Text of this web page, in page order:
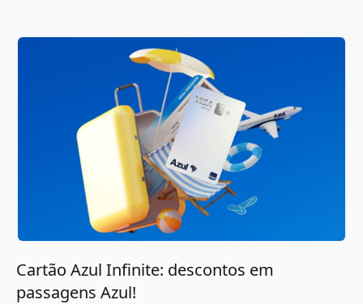
Cartão Azul Infinite: descontos em
passagens Azul!